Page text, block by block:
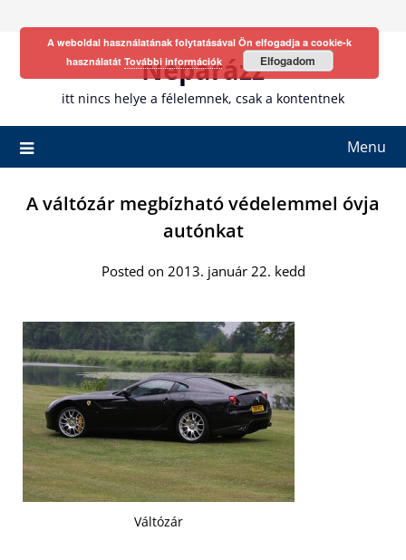
Neparázz
itt nincs helye a félelemnek, csak a kontentnek
Menu
A váltózár megbízható védelemmel óvja
autónkat
Posted on 2013. január 22. kedd
Váltózár
A weboldal használatának folytatásával Ön elfogadja a cookie-k
használatát További információk Elfogadom